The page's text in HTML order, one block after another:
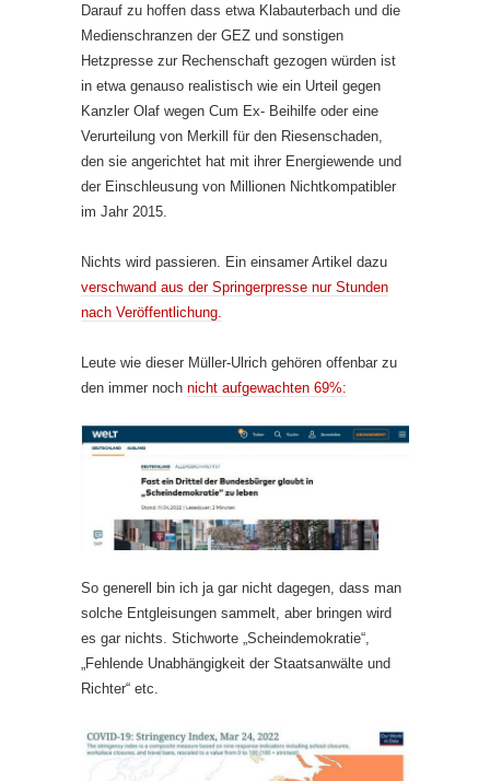
Darauf zu hoffen dass etwa Klabauterbach und die
Medienschranzen der GEZ und sonstigen
Hetzpresse zur Rechenschaft gezogen würden ist
in etwa genauso realistisch wie ein Urteil gegen
Kanzler Olaf wegen Cum Ex- Beihilfe oder eine
Verurteilung von Merkill für den Riesenschaden,
den sie angerichtet hat mit ihrer Energiewende und
der Einschleusung von Millionen Nichtkompatibler
im Jahr 2015.
Nichts wird passieren. Ein einsamer Artikel dazu
verschwand aus der Springerpresse nur Stunden
nach Veröffentlichung.
Leute wie dieser Müller-Ulrich gehören offenbar zu
den immer noch nicht aufgewachten 69%:
So generell bin ich ja gar nicht dagegen, dass man
solche Entgleisungen sammelt, aber bringen wird
es gar nichts. Stichworte „Scheindemokratie“,
„Fehlende Unabhängigkeit der Staatsanwälte und
Richter“ etc.